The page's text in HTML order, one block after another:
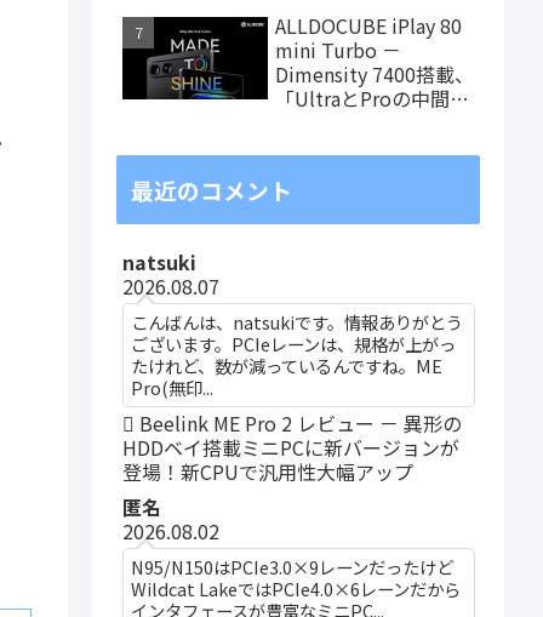
ALLDOCUBE iPlay 80
mini Turbo －
Dimensity 7400搭載、
「UltraとProの中間ス
最近のコメント
natsuki
2026.08.07
こんばんは、natsukiです。情報ありがとう
ございます。PCIeレーンは、規格が上がっ
たけれど、数が減っているんですね。ME
Pro(無印...
Beelink ME Pro 2 レビュー － 異形の
HDDベイ搭載ミニPCに新バージョンが
登場！新CPUで汎用性大幅アップ
匿名
2026.08.02
N95/N150はPCIe3.0×9レーンだったけど
Wildcat LakeではPCIe4.0×6レーンだから
インタフェースが豊富なミニPC...